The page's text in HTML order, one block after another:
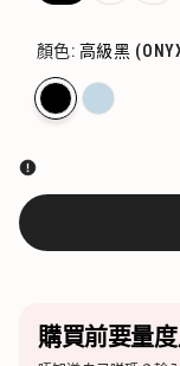
顏色: 高級黑
售
高
購買前要量度